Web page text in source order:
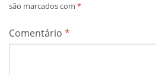
são marcados com *
Comentário *